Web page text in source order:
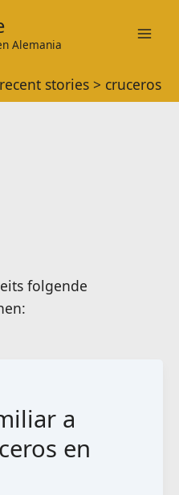
Alemania
stories cruceros
a
en